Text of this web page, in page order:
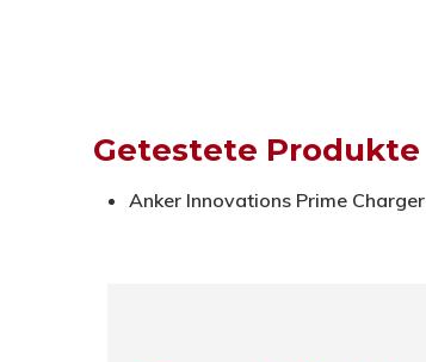
Getestete Produkte
Anker Innovations Prime Charger